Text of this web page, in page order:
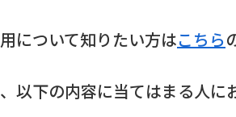
について知りたい方はこちら
以下の内容に当てはまる人に